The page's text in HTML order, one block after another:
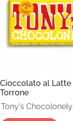
Cioccolato al Latte
Torrone
Tony's Chocolonely